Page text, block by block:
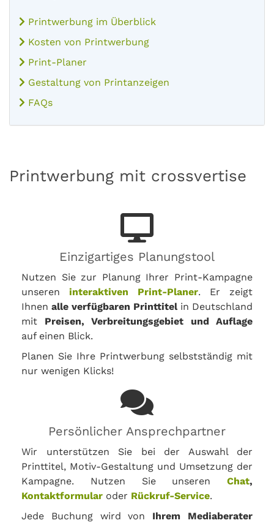
Printwerbung im Überblick
Kosten von Printwerbung
Print-Planer
Gestaltung von Printanzeigen
FAQs
Printwerbung mit crossvertise
Einzigartiges Planungstool
Nutzen Sie zur Planung Ihrer Print-Kampagne
unseren interaktiven Print-Planer. Er zeigt
Ihnen alle verfügbaren Printtitelin Deutschland
mit Preisen, Verbreitungsgebiet und Auflage
auf einen Blick.
Planen Sie Ihre Printwerbung selbstständig mit
nur wenigen Klicks!
Persönlicher Ansprechpartner
Wir unterstützen Sie bei der Auswahl der
Printtitel, Motiv-Gestaltung und Umsetzung der
Kampagne. Nutzen Sie unseren Chat,
Kontaktformular oder Rückruf-Service.
Jede Buchung wird von Ihrem Mediaberater